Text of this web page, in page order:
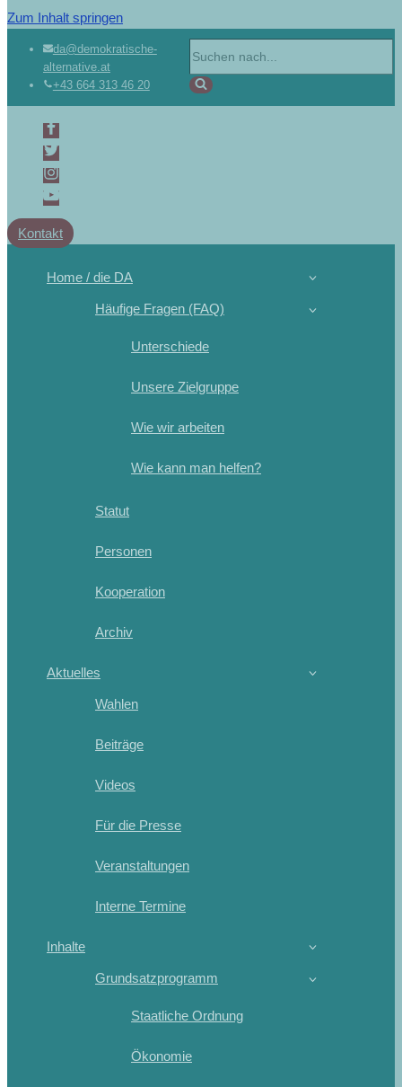
Zum Inhalt springen
da@demokratische-
alternative.at
+43 664 313 46 20
Kontakt
Home / die DA
Häufige Fragen (FAQ)
Unterschiede
Unsere Zielgruppe
Wie wir arbeiten
Wie kann man helfen?
Statut
Personen
Kooperation
Archiv
Aktuelles
Wahlen
Beiträge
Videos
Für die Presse
Veranstaltungen
Interne Termine
Inhalte
Grundsatzprogramm
Staatliche Ordnung
Ökonomie